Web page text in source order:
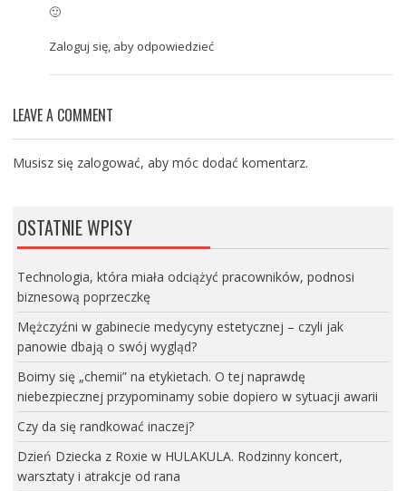
🙂
Zaloguj się, aby odpowiedzieć
LEAVE A COMMENT
Musisz się zalogować, aby móc dodać komentarz.
OSTATNIE WPISY
Technologia, która miała odciążyć pracowników, podnosi
biznesową poprzeczkę
Mężczyźni w gabinecie medycyny estetycznej – czyli jak
panowie dbają o swój wygląd?
Boimy się „chemii” na etykietach. O tej naprawdę
niebezpiecznej przypominamy sobie dopiero w sytuacji awarii
Czy da się randkować inaczej?
Dzień Dziecka z Roxie w HULAKULA. Rodzinny koncert,
warsztaty i atrakcje od rana